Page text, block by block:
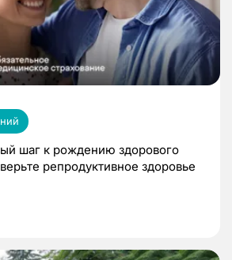
шаг к рождению здорового
репродуктивное здоровье